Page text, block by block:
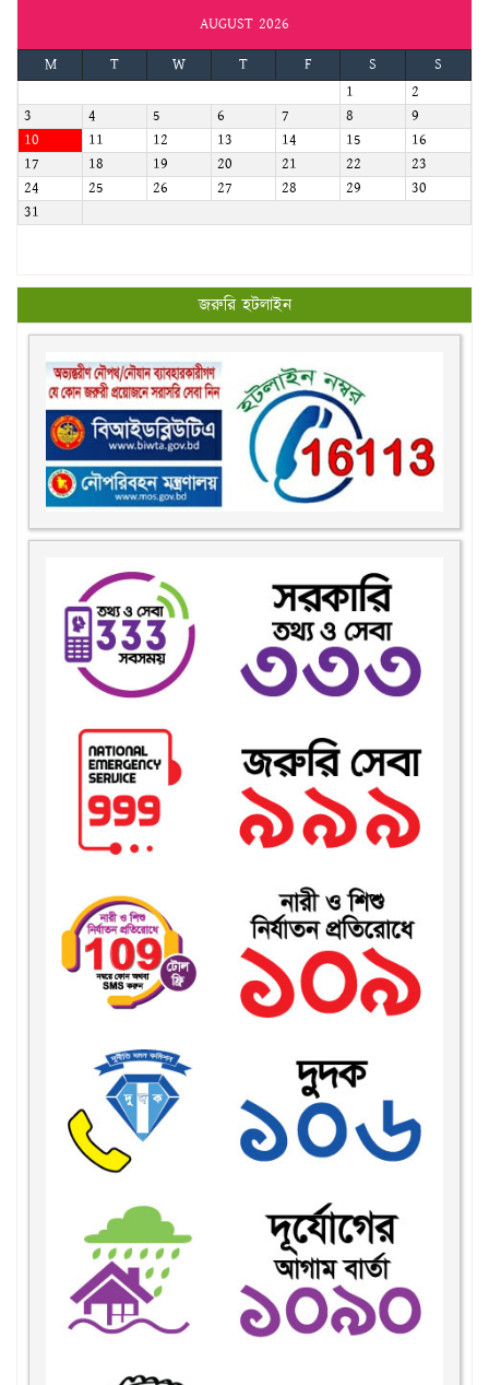
AUGUST 2026
M
T W T F S
S
1
2
3
4 5 6 7 8
9
10
11 12 13 14 15
16
17
18 19 20 21 22
23
24
25 26 27 28 29
30
31
জরুরি হটলাইন